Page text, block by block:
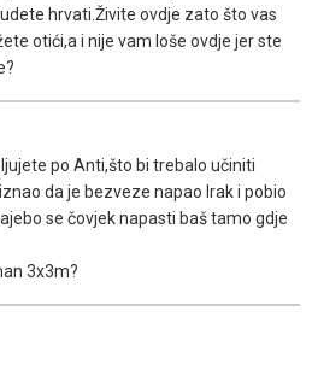
hrvati.Živite ovdje zato što vas
otići,a i nije vam loše ovdje jer ste
po Anti,što bi trebalo učiniti
da je bezveze napao Irak i pobio
se čovjek napasti baš tamo gdje
3x3m?